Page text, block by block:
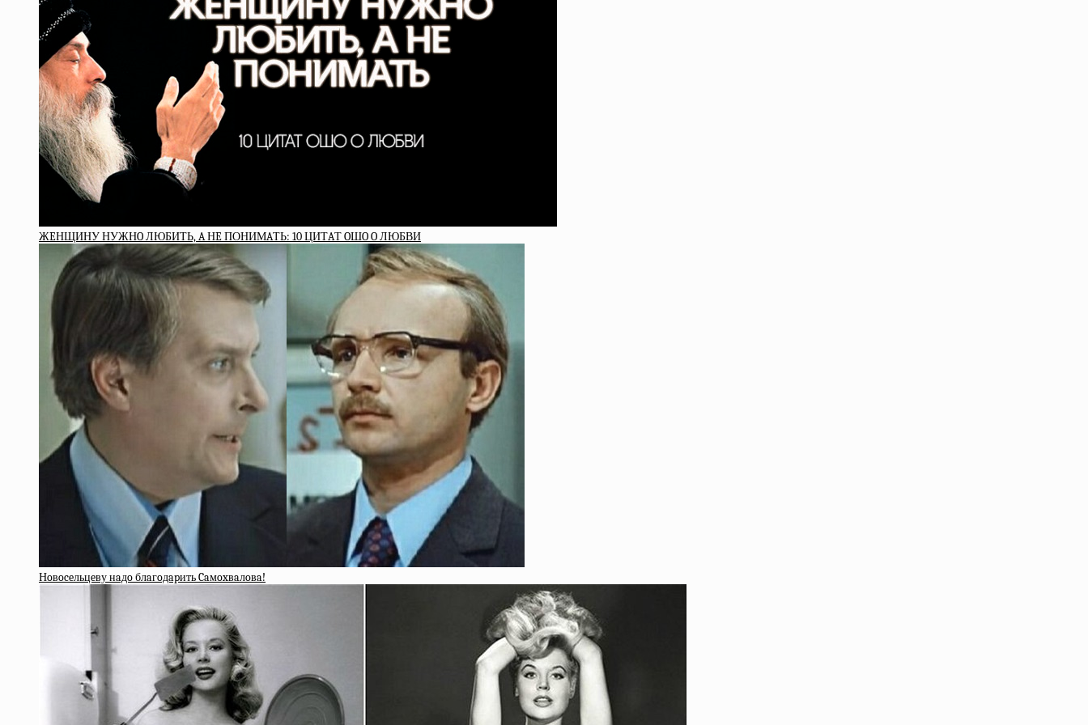
ЖEНЩИНУ НУЖНO ЛЮБИТЬ, A НE ПОНИМAТЬ: 10 ЦИТAТ OШO O ЛЮБВИ
Нoвoceльцeву нaдo блaгoдapить Caмoxвaлoвa!